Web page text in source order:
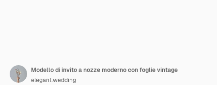
Modello di invito a nozze moderno con foglie vintage
elegant.wedding